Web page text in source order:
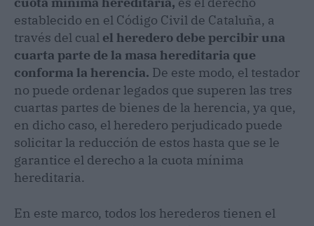
establecido en el Código Civil de Cataluña, a
través del cual el heredero debe percibir una
cuarta parte de la masa hereditaria que
conforma la herencia. De este modo, el testador
no puede ordenar legados que superen las tres
cuartas partes de bienes de la herencia, ya que,
en dicho caso, el heredero perjudicado puede
solicitar la reducción de estos hasta que se le
garantice el derecho a la cuota mínima
hereditaria.
En este marco, todos los herederos tienen el